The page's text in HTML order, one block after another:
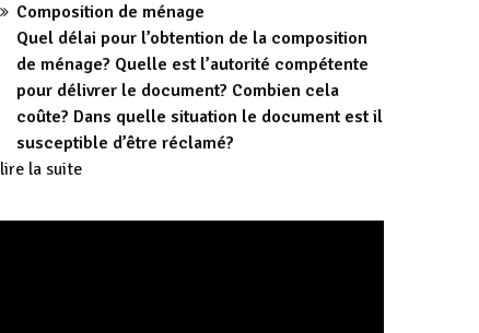
Composition de ménage
Quel délai pour l’obtention de la composition
de ménage? Quelle est l’autorité compétente
pour délivrer le document? Combien cela
coûte? Dans quelle situation le document est il
susceptible d’être réclamé?
lire la suite